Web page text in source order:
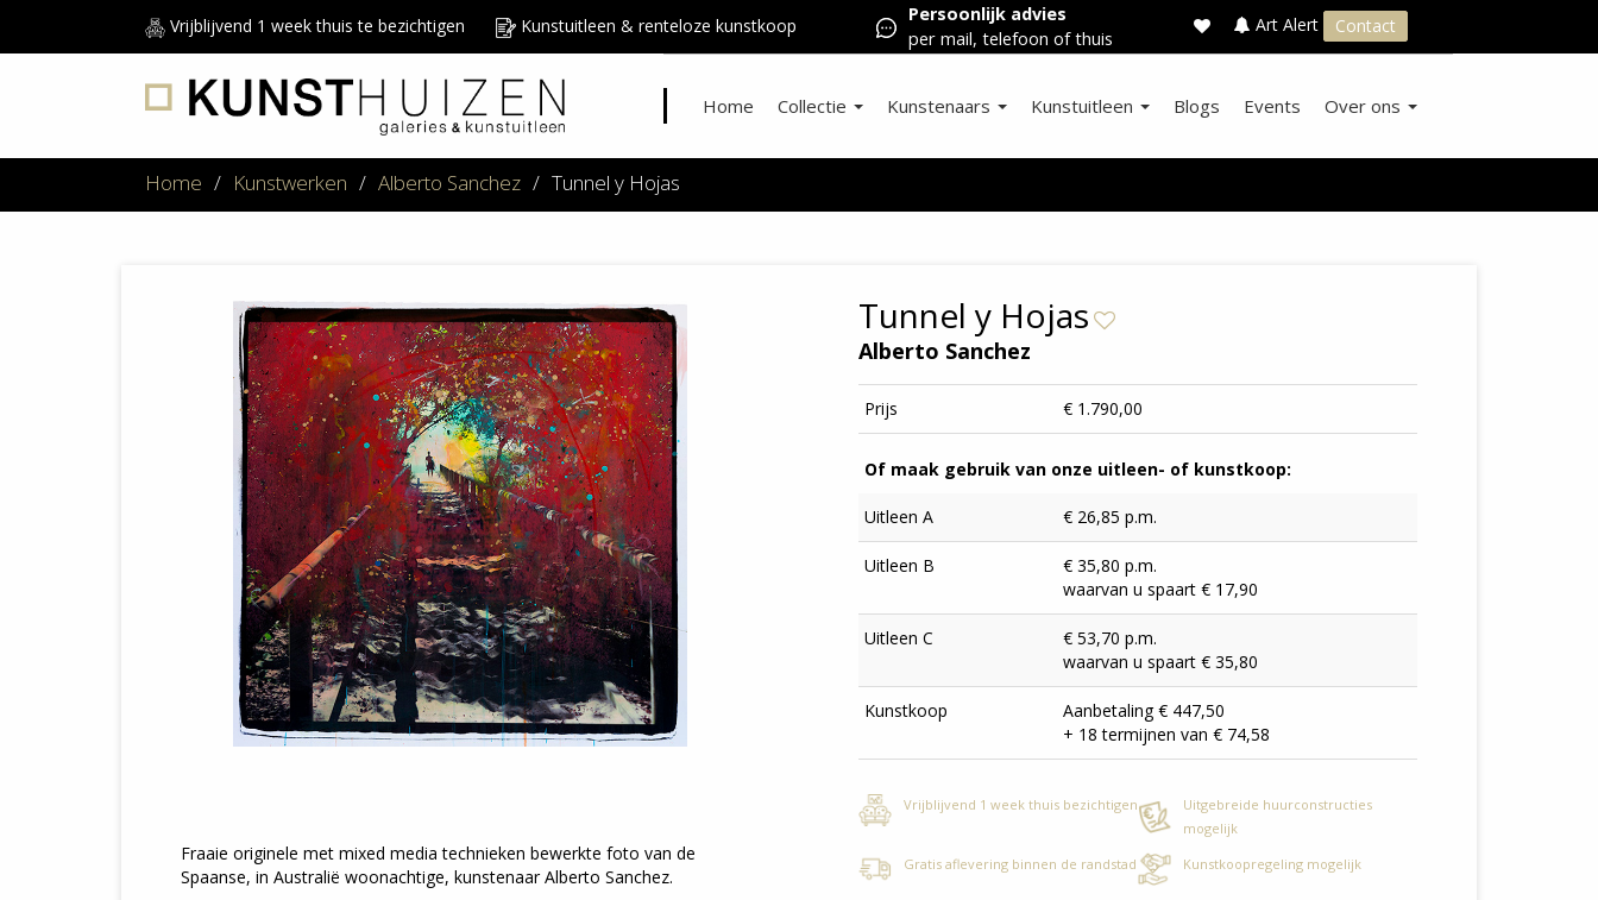
Vrijblijvend 1 week thuis te bezichtigen Kunstuitleen & renteloze kunstkoop
Persoonlijk advies
per mail, telefoon of thuis
Art Alert Contact
Home Collectie Kunstenaars Kunstuitleen Blogs Events Over ons
Home / Kunstwerken / Alberto Sanchez / Tunnel y Hojas
Fraaie originele met mixed media technieken bewerkte foto van de
Spaanse, in Australië woonachtige, kunstenaar Alberto Sanchez.
Tunnel y Hojas
Alberto Sanchez
Prijs € 1.790,00
Of maak gebruik van onze uitleen- of kunstkoop:
Uitleen A € 26,85 p.m.
Uitleen B
€ 35,80 p.m.
waarvan u spaart € 17,90
Uitleen C
€ 53,70 p.m.
waarvan u spaart € 35,80
Kunstkoop
Aanbetaling € 447,50
+ 18 termijnen van € 74,58
Vrijblijvend 1 week thuis bezichtigen
Uitgebreide huurconstructies
mogelijk
Gratis aflevering binnen de randstad
Kunstkoopregeling mogelijk